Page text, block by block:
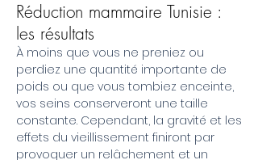
Réduction mammaire Tunisie :
les résultats
À moins que vous ne preniez ou
perdiez une quantité importante de
poids ou que vous tombiez enceinte,
vos seins conserveront une taille
constante. Cependant, la gravité et les
effets du vieillissement finiront par
provoquer un relâchement et un